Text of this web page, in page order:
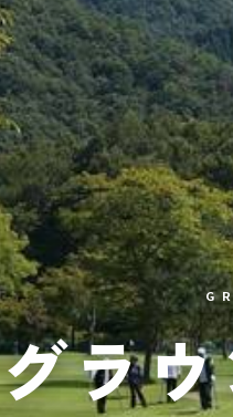
グラ